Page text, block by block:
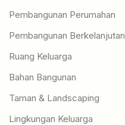
Pembangunan Perumahan
Pembangunan Berkelanjutan
Ruang Keluarga
Bahan Bangunan
Taman & Landscaping
Lingkungan Keluarga